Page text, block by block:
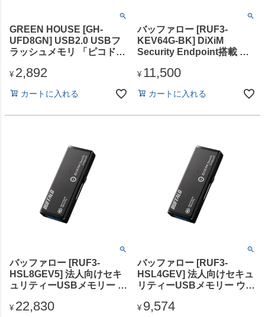
GREEN HOUSE [GH-
UFD8GN] USB2.0 USBフ
ラッシュメモリ 「ピコドラ
¥ 2,892
カートに入れる
バッファロー [RUF3-
KEV64G-BK] DiXiM
Security Endpoint搭載 セ
64GB ブラック
¥ 11,500
カートに入れる
バッファロー [RUF3-
HSL8GEV5] 法人向けセキ
ュリティーUSBメモリー ウ
¥ 22,830
バッファロー [RUF3-
HSL4GEV] 法人向けセキュ
リティーUSBメモリー ウイ
¥ 9,574